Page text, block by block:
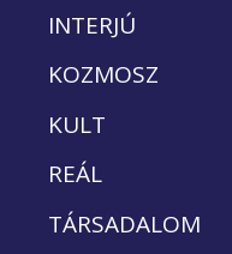
INTERJÚ
KOZMOSZ
KULT
REÁL
TÁRSADALOM